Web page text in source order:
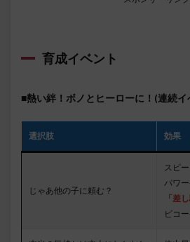
育成イベント
■熱い絆！ボノとヒーローに！(連続
選択肢 効果
じゃあ他の子に頼む？
スピ
パワ
「差
ビコ